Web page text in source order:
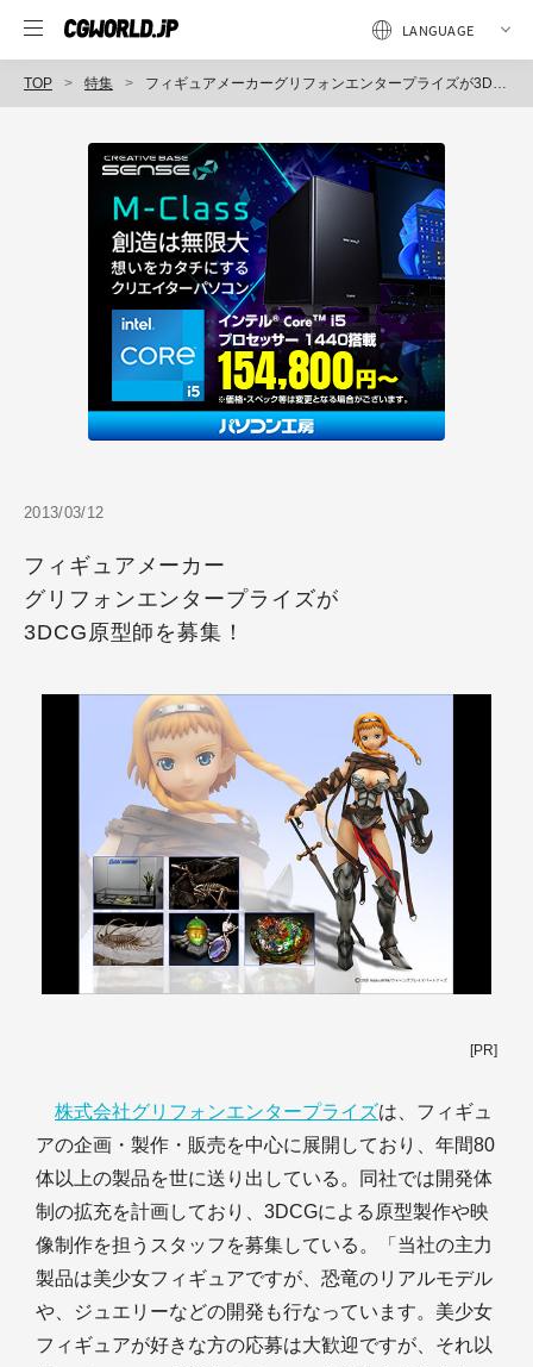
TOP 特集 フィギュアメーカーグリフォンエンタープライズが3DCG原型師を募集！
2013/03/12
フィギュアメーカー
グリフォンエンタープライズが
3DCG原型師を募集！
[PR]
株式会社グリフォンエンタープライズは、フィギュ
アの企画・製作・販売を中心に展開しており、年間80
体以上の製品を世に送り出している。同社では開発体
制の拡充を計画しており、3DCGによる原型製作や映
像制作を担うスタッフを募集している。「当社の主力
製品は美少女フィギュアですが、恐竜のリアルモデル
や、ジュエリーなどの開発も行なっています。美少女
フィギュアが好きな方の応募は大歓迎ですが、それ以